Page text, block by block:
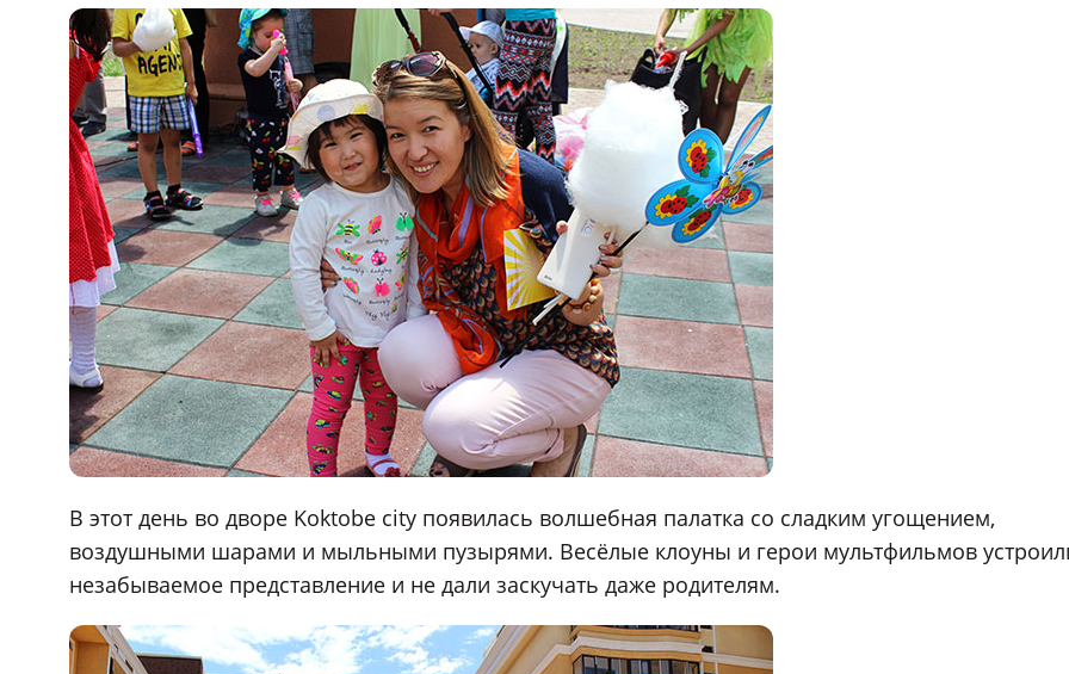
В этот день во дворе Koktobe city появилась волшебная палатка со сладким угощением,
воздушными шарами и мыльными пузырями. Весёлые клоуны и герои мультфильмов
незабываемое представление и не дали заскучать даже родителям.